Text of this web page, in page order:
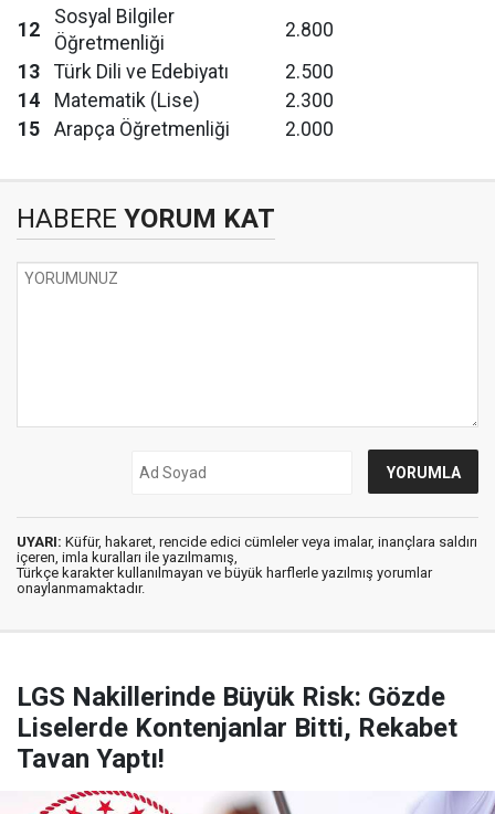
12
Sosyal Bilgiler
Öğretmenliği
2.800
13
Türk Dili ve Edebiyatı
2.500
14
Matematik (Lise)
2.300
15
Arapça Öğretmenliği 2.000
HABERE YORUM KAT
UYARI: Küfür, hakaret, rencide edici cümleler veya imalar, inançlara saldırı
içeren, imla kuralları ile yazılmamış,
Türkçe karakter kullanılmayan ve büyük harflerle yazılmış yorumlar
onaylanmamaktadır.
LGS Nakillerinde Büyük Risk: Gözde
Liselerde Kontenjanlar Bitti, Rekabet
Tavan Yaptı!